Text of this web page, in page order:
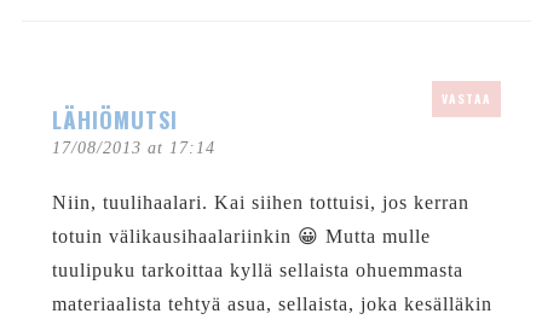
LÄHIÖMUTSI
17/08/2013 at 17:14
VASTAA
Niin, tuulihaalari. Kai siihen tottuisi, jos kerran
totuin välikausihaalariinkin 😀 Mutta mulle
tuulipuku tarkoittaa kyllä sellaista ohuemmasta
materiaalista tehtyä asua, sellaista, joka kesälläkin